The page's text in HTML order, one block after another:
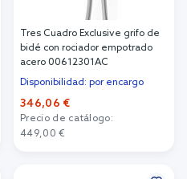
Tres Cuadro Exclusive grifo de
bidé con rociador empotrado
acero 00612301AC
Disponibilidad: por encargo
346,06 €
Precio de catálogo:
449,00 €